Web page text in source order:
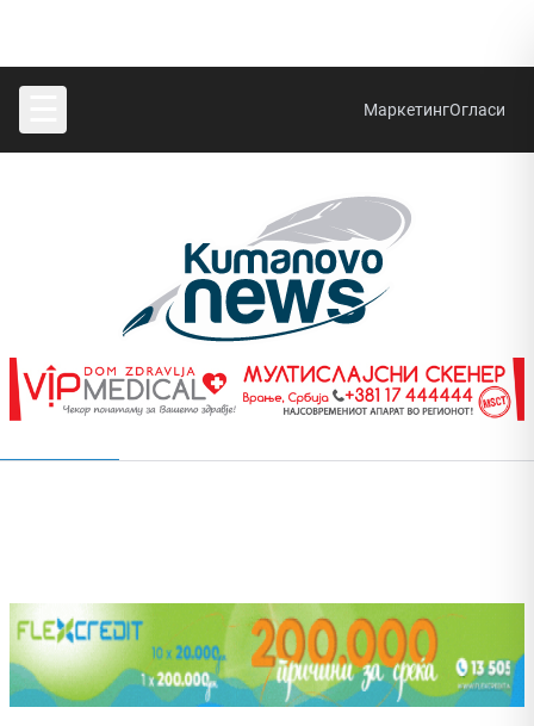
МаркетингОгласи